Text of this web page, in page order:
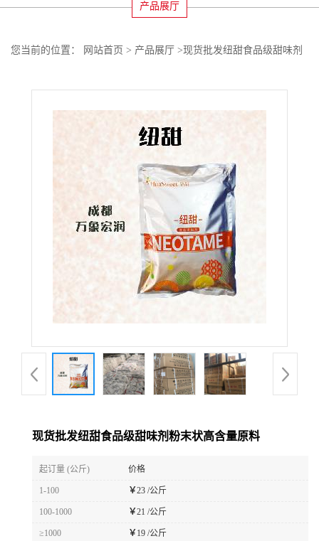
产品展厅
您当前的位置： 网站首页 > 产品展厅 >现货批发纽甜食品级甜味剂
现货批发纽甜食品级甜味剂粉末状高含量原料
起订量 (公斤) 价格
1-100 ￥23 /公斤
100-1000 ￥21 /公斤
≥1000 ￥ 19 /公斤